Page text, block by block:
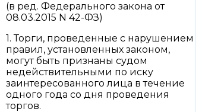
(в ред. Федерального закона от
08.03.2015 N 42-ФЗ)
1. Торги, проведенные с нарушением
правил, установленных законом,
могут быть признаны судом
недействительными по иску
заинтересованного лица в течение
одного года со дня проведения
торгов.